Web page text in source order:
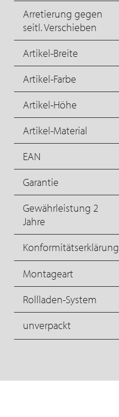
Arretierung gegen
seitl. Verschieben
Artikel-Breite
Artikel-Farbe
Artikel-Höhe
Artikel-Material
EAN
Garantie
Gewährleistung 2
Jahre
Konformitätserklärung
Montageart
Rollladen-System
unverpackt